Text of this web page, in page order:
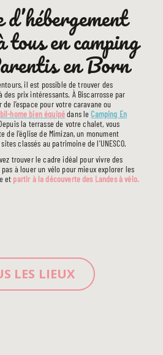
tous en camping
en Born
il est possible de trouver des
prix intéressants. À Biscarrosse par
l’espace pour votre caravane ou
home bien équipédans leCamping En
la terrasse de votre chalet, vous
de l’église de Mimizan, un monument
classés au patrimoine de l’UNESCO.
trouver le cadre idéal pour vivre des
pas à louer un vélo pour mieux explorer les
et partir à la découverte des Landes à vélo.
LES LIEUX